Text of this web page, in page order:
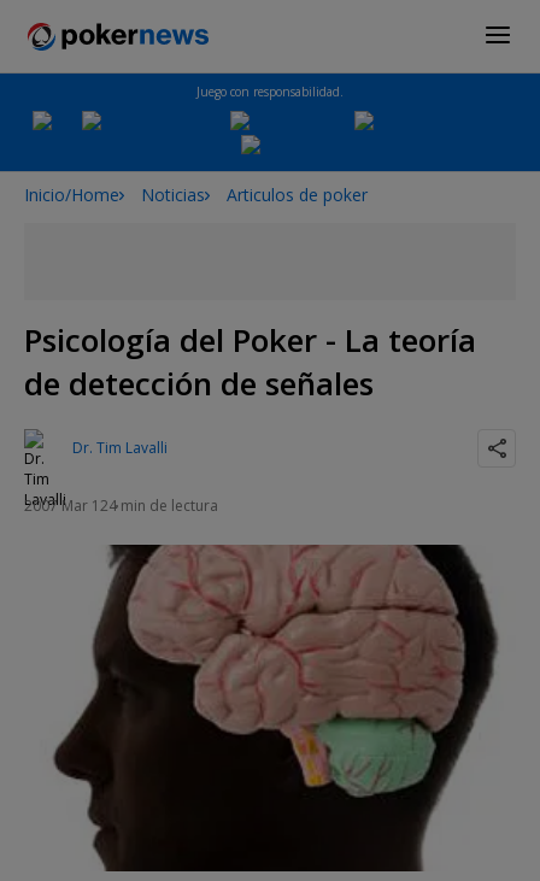
Juego con responsabilidad.
Inicio/Home Noticias Articulos de poker
Psicología del Poker - La teoría
de detección de señales
Dr. Tim Lavalli
2007 Mar 124 min de lectura